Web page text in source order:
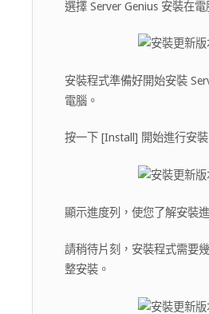
選擇 Server Genius 安裝在電
安裝程式準備好開始安裝
電腦。
按一下 [Install] 開始進行安裝
顯示進度列，使您了解安裝
請稍待片刻，安裝程式需要
整安裝。